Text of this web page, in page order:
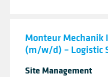
Monteur
(m/w/d) – Logistic
Site Management